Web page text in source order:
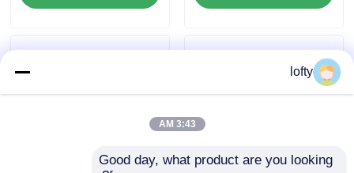
أخبار
مصغّر زناد مرشّ
lofty
3:43 AM
Good day, what product are you looking